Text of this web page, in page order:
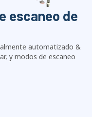
escaneo de
automatizado &
y modos de escaneo